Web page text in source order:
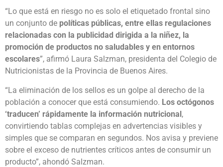
“Lo que está en riesgo no es solo el etiquetado frontal sino
un conjunto de políticas públicas, entre ellas regulaciones
relacionadas con la publicidad dirigida a la niñez, la
promoción de productos no saludables y en entornos
escolares”, afirmó Laura Salzman, presidenta del Colegio de
Nutricionistas de la Provincia de Buenos Aires.
“La eliminación de los sellos es un golpe al derecho de la
población a conocer que está consumiendo. Los octógonos
‘traducen’ rápidamente la información nutricional,
convirtiendo tablas complejas en advertencias visibles y
simples que se comparan en segundos. Nos avisa y previene
sobre el exceso de nutrientes críticos antes de consumir un
producto”, ahondó Salzman.